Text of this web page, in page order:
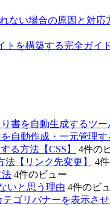
れない場合の原因と対応
トを構築する完全ガイ
書を自動生成するツー
自動作成・一元管理す
る方法【CSS】
4件の
【リンク先変更】
4
法 4件のビュー
いと思う理由 4件のビ
ゴリバナーを表示させ